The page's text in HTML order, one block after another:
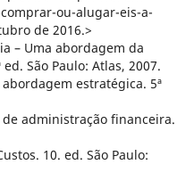
ou-alugar-eis-a-
de 2016.>
– Uma abordagem da
ed. São Paulo: Atlas, 2007.
estratégica. 5ª
de administração financeira.
10. ed. São Paulo: